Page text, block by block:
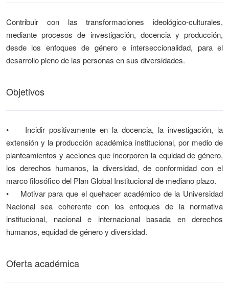
Contribuir con las transformaciones ideológico-culturales,
mediante procesos de investigación, docencia y producción,
desde los enfoques de género e interseccionalidad, para el
desarrollo pleno de las personas en sus diversidades.
Objetivos
• Incidir positivamente en la docencia, la investigación, la
extensión y la producción académica institucional, por medio de
planteamientos y acciones que incorporen la equidad de género,
los derechos humanos, la diversidad, de conformidad con el
marco filosófico del Plan Global Institucional de mediano plazo.
• Motivar para que el quehacer académico de la Universidad
Nacional sea coherente con los enfoques de la normativa
institucional, nacional e internacional basada en derechos
humanos, equidad de género y diversidad.
Oferta académica